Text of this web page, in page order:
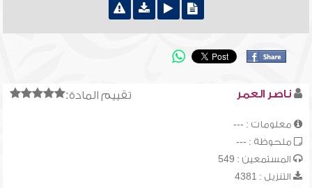
تقييم المادة: ناصر العمر
معلومات : ---
ملحوظة : ---
المستمعين : 549
التنزيل : 4381